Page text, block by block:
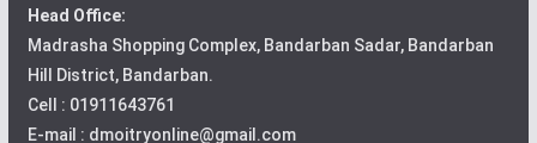
Head Office:
Madrasha Shopping Complex, Bandarban Sadar, Bandarban
Hill District, Bandarban.
Cell : 01911643761
E-mail : dmoitryonline@gmail.com